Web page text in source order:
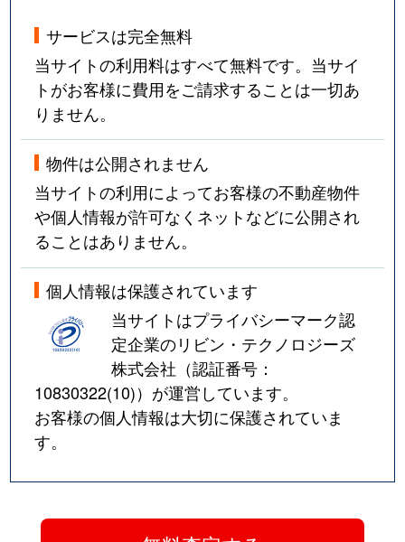
サービスは完全無料
当サイトの利用料はすべて無料です。当サイ
トがお客様に費用をご請求することは一切あ
りません。
物件は公開されません
当サイトの利用によってお客様の不動産物件
や個人情報が許可なくネットなどに公開され
ることはありません。
個人情報は保護されています
当サイトはプライバシーマーク認
定企業のリビン・テクノロジーズ
株式会社（認証番号：
10830322(10)）が運営しています。
お客様の個人情報は大切に保護されていま
す。